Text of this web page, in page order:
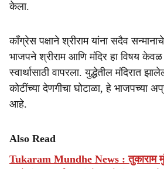
केला.
काँग्रेस पक्षाने श्रीराम यांना सदैव
भाजपने श्रीराम आणि मंदिर हा विषय केवळ
स्वार्थासाठी वापरला. युद्धेतील मंदिरात
कोटींच्या देणगीचा घोटाळा, हे भाजपच्या
आहे.
Also Read
Tukaram Mundhe News : तुकाराम